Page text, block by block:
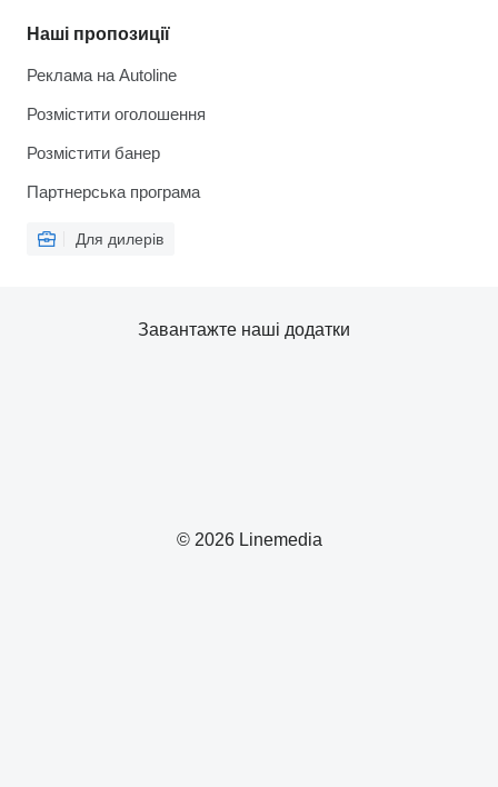
Наші пропозиції
Реклама на Autoline
Розмістити оголошення
Розмістити банер
Партнерська програма
Для дилерів
© 2026 Linemedia
Завантажте наші додатки